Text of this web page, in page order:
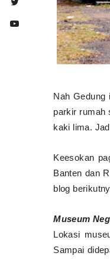
Nah Gedung
parkir rumah
kaki lima.
Keesokan
Banten dan
blog
Museum
Lokasi
Sampai